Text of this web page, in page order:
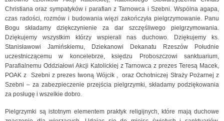
Christiana oraz sympatyków i parafian z Tarnowca i Szebni. Wspólna agapa,
czas radości, rozmów i budowania więzi zakończyła pielgrzymowanie. Panu
Bogu składamy dziękczynienie za dar szczęśliwego pielgrzymowania.
Dziękujemy wszystkim którzy wspierali nas duchowo. Dziękujemy ks.
Stanisławowi Jamińskiemu, Dziekanowi Dekanatu Rzeszów Południe
uczestniczącemu w koncelebrze, księdzu Proboszczowi sanktuarium,
Parafialnemu Oddziałowi Akcji Katolickiej z Tarnowca z prezes Teresą Macek,
POAK z Szebni z prezes Iwoną Wójcik , oraz Ochotniczej Straży Pożarnej z
Szebni – za zabezpieczenie przejścia pielgrzymki, składamy podziękowania
za posługę i wszelkie dobro.
Pielgrzymki są istotnym elementem praktyk religijnych, które mają duchowe